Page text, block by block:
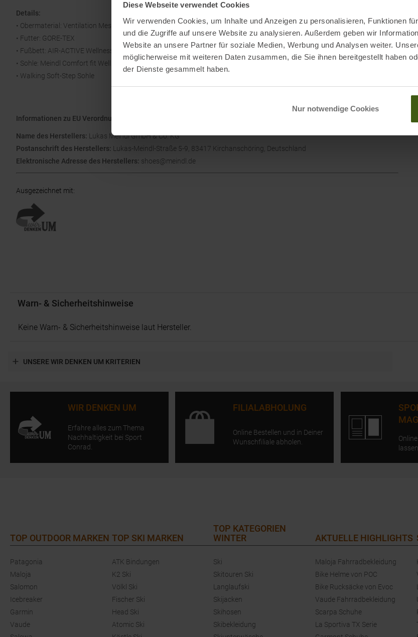
Diese Webseite verwendet Cookies
Wir verwenden Cookies, um Inhalte und Anzeigen zu personalisieren, Funktionen
und die Zugriffe auf unsere Website zu analysieren. Außerdem geben wir
Website an unsere Partner für soziale Medien, Werbung und Analysen weiter.
möglicherweise mit weiteren Daten zusammen, die Sie ihnen bereitgestellt haben
der Dienste gesammelt haben.
Nur notwendige Cookies
Details:
• Obermaterial: Ventilation Mesh
• Futter: GORE-TEX
• Fußbett: AIR-ACTIVE Wellness Sport
• Sohle: Meindl Comfort fit Wellness
• Walking Soft-Step Sohle
Informationen zu EU Verordnung GPSR
Name des Herstellers: Lukas Meindl GmbH & Co. KG
Postanschrift des Herstellers: Lukas-Meindl-Straße 5-9, 83417 Kirchanschöring, Deutschland
Elektronische Adresse des Herstellers: shoes@meindl.de
Ausgezeichnet mit:
Warn- & Sicherheitshinweise
Keine Warn- & Sicherheitshinweise laut Hersteller.
UNSERE WIR DENKEN UM KRITERIEN
WIR DENKEN UM
Erfahre alles zum Thema
Nachhaltigkeit bei Sport
Conrad.
FILIALABHOLUNG
Online Bestellen und in Deiner
Wunschfiliale abholen.
lassen.
TOP OUTDOOR MARKEN
Patagonia
Maloja
Salomon
Icebreaker
Garmin
Vaude
TOP SKI MARKEN
ATK Bindungen
K2 Ski
Völkl Ski
Fischer Ski
Head Ski
Atomic Ski
TOP KATEGORIEN
WINTER
Ski
Skitouren Ski
Langlaufski
Skijacken
Skihosen
Skibekleidung
AKTUELLE HIGHLIGHTS
Maloja Fahrradbekleidung
Bike Helme von POC
Bike Rucksäcke von Evoc
Vaude Fahrradbekleidung
Scarpa Schuhe
La Sportiva TX Serie